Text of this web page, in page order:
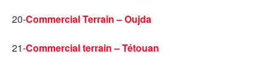
20-Commercial Terrain – Oujda
21-Commercial terrain – Tétouan